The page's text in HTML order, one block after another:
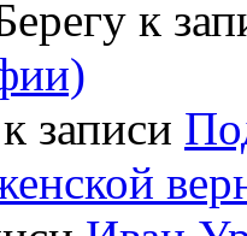
к
к записи